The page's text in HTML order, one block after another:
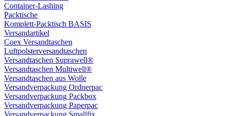
Container-Lashing
Packtische
Komplett-Packtisch BASIS
Versandartikel
Coex Versandtaschen
Luftpolsterversandtaschen
Versandtaschen Suprawell®
Versandtaschen Multiwell®
Versandtaschen aus Wolle
Versandverpackung Ordnerpac
Versandverpackung Packbox
Versandverpackung Paperpac
Versandverpackung Smallfix